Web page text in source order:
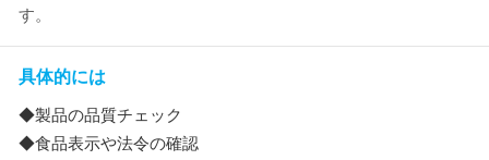
す。
具体的には
◆製品の品質チェック
◆食品表示や法令の確認